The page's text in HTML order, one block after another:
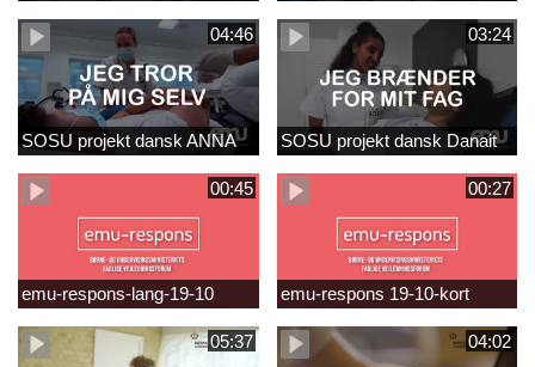
04:46
SOSU projekt dansk ANNA
03:24
SOSU projekt dansk Danait
00:45
emu-respons-lang-19-10
00:27
emu-respons 19-10-kort
05:37 04:02